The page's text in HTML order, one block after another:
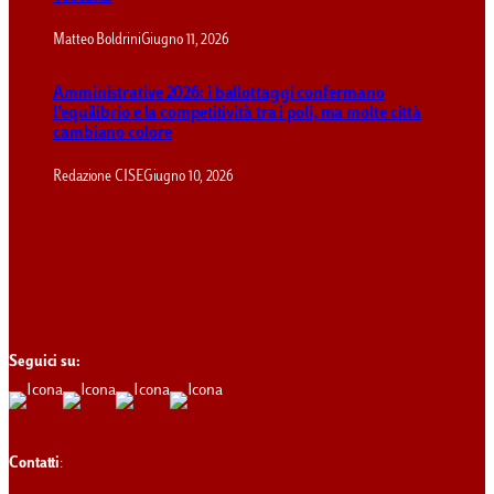
Matteo BoldriniGiugno 11, 2026
Amministrative 2026: i ballottaggi confermano
l’equilibrio e la competitività tra i poli, ma molte città
cambiano colore
Redazione CISEGiugno 10, 2026
Seguici su:
Contatti: